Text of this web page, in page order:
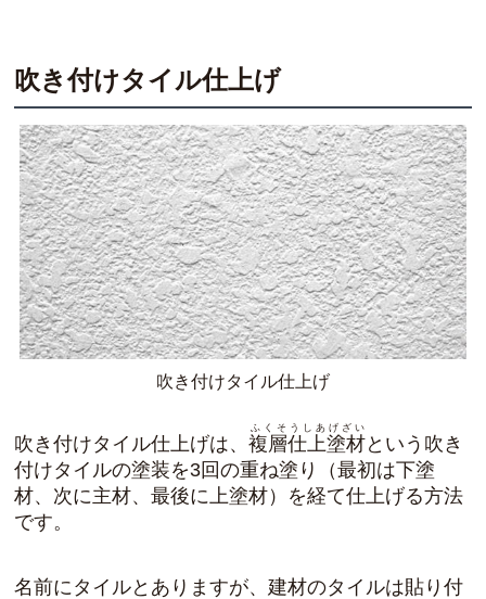
吹き付けタイル仕上げ
吹き付けタイル仕上げ
吹き付けタイル仕上げは、複層仕上塗材
ふくそうしあげざい
という吹き
付けタイルの塗装を3回の重ね塗り（最初は下塗
材、次に主材、最後に上塗材）を経て仕上げる方法
です。
名前にタイルとありますが、建材のタイルは貼り付